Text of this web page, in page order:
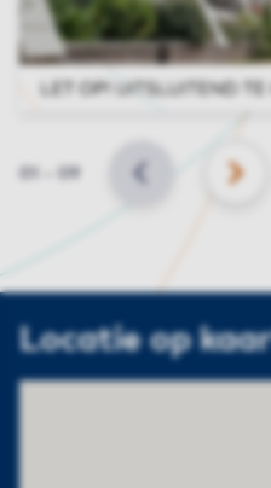
Slide 09 VORIGE
Locatie op